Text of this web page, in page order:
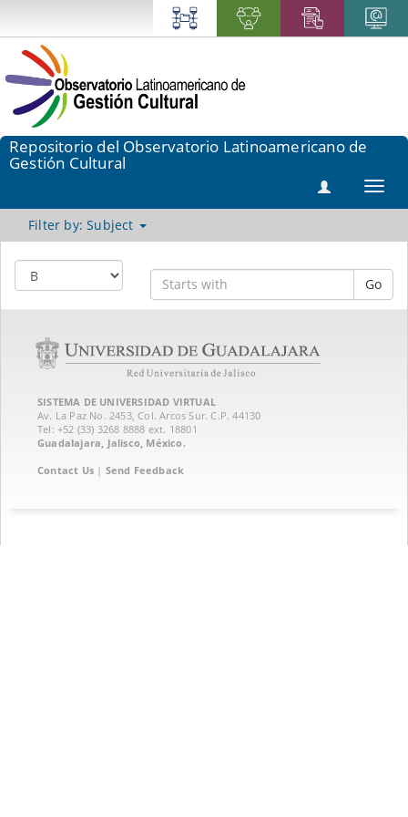
Repositorio del Observatorio Latinoamericano de
Gestión Cultural
Filter by: Subject
Go
SISTEMA DE UNIVERSIDAD VIRTUAL
Av. La Paz No. 2453, Col. Arcos Sur. C.P. 44130
Tel: +52 (33) 3268 8888‏ ext. 18801
Guadalajara, Jalisco, México.
Contact Us | Send Feedback